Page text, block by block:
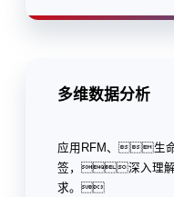
多维数据分析
应用RFM、生
签，深入理解
求。